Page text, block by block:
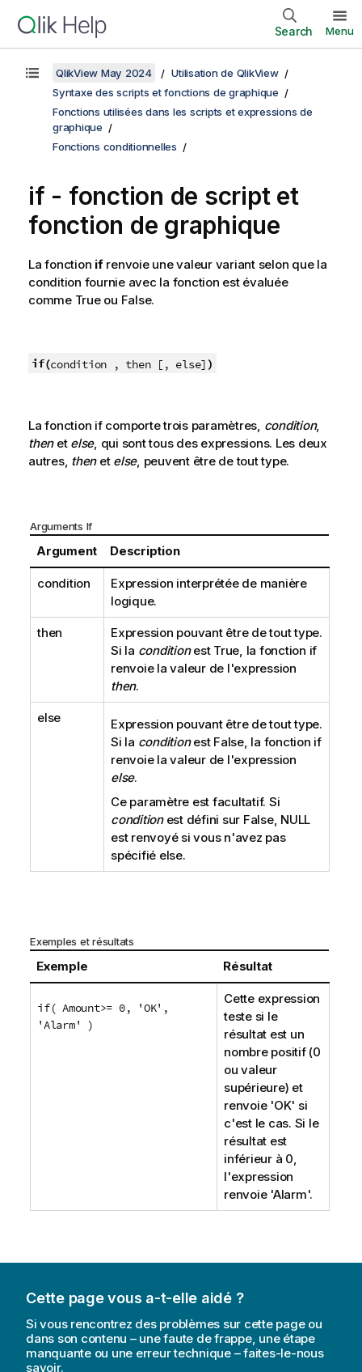
Search Menu
QlikView May 2024
Utilisation de QlikView
Syntaxe des scripts et fonctions de graphique
Fonctions utilisées dans les scripts et expressions de
graphique
Fonctions conditionnelles
if - fonction de script et
fonction de graphique
La fonction ifrenvoie une valeur variant selon que la
condition fournie avec la fonction est évaluée
comme Trueou False.
if(condition , then [, else] )
La fonction ifcomporte trois paramètres, condition,
thenet else, qui sont tous des expressions. Les deux
autres, thenet else, peuvent être de tout type.
Arguments If
Argument Description
condition
Expression interprétée de manière
logique.
then
Expression pouvant être de tout type.
Si la conditionest True , la fonction if
renvoie la valeur de l'expression
then.
else
Expression pouvant être de tout type.
Si la conditionest False, la fonction if
renvoie la valeur de l'expression
else.
Ce paramètre est facultatif. Si
conditionest défini sur False, NULL
est renvoyé si vous n'avez pas
spécifié else.
Exemples et résultats
Exemple Résultat
if( Amount>= 0, 'OK',
'Alarm' )
Cette expression
teste si le
résultat est un
nombre positif (0
ou valeur
supérieure) et
renvoie 'OK' si
c'est le cas. Si le
résultat est
inférieur à 0,
l'expression
renvoie 'Alarm'.
Cette page vous a-t-elle aidé ?
Si vous rencontrez des problèmes sur cette page ou
dans son contenu – une faute de frappe, une étape
manquante ou une erreur technique – faites-le-nous
savoir.